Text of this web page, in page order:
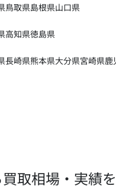
鳥取県島根県山口県
高知県徳島県
長崎県熊本県大分県宮崎県鹿
取相場・実績